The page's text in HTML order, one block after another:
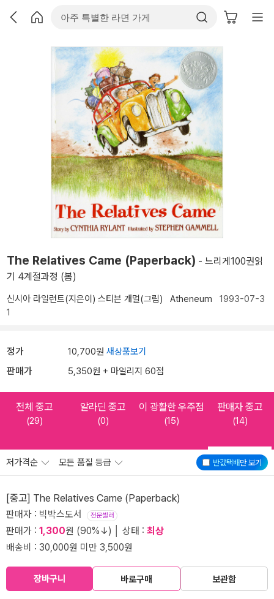
The Relatives Came (Paperback) - 느리게100권읽
기 4계절과정 (봄)
신시아 라일런트(지은이) 스티븐 개멀(그림) Atheneum 1993-07-3
1
정가 10,700원 새상품보기
판매가 5,350원 + 마일리지 60점
전체 중고
(29)
알라딘 중고
(0)
이 광활한 우주점
(15)
판매자 중고
(14)
반값택배만 보기
저가격순 모든 품질 등급
[중고] The Relatives Came (Paperback)
판매자 : 빅박스도서 전문셀러
판매가 : 1,300원 (90%↓) │ 상태 : 최상
배송비 : 30,000원 미만 3,500원
장바구니 바로구매 보관함